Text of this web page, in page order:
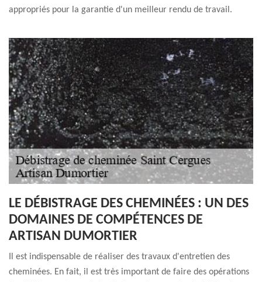
appropriés pour la garantie d'un meilleur rendu de travail.
LE DÉBISTRAGE DES CHEMINÉES : UN DES
DOMAINES DE COMPÉTENCES DE
ARTISAN DUMORTIER
Il est indispensable de réaliser des travaux d'entretien des
cheminées. En fait, il est très important de faire des opérations